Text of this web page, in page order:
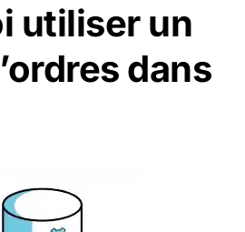
utiliser un
dans